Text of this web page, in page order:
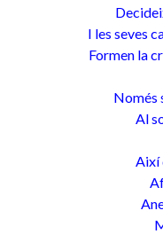
I les seves
Formen la
Només
Al
Així